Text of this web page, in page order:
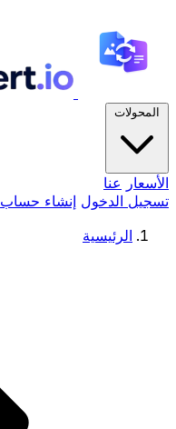
المحولات
الأسعار عنا
تسجيل الدخول إنشاء حساب
الرئيسية